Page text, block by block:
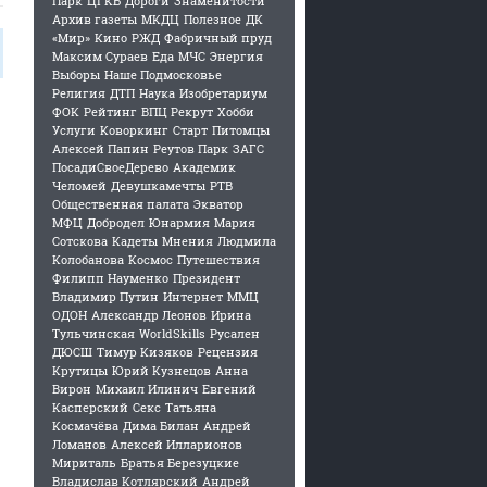
Архив газеты МКДЦ Полезное ДК
«Мир» Кино РЖД Фабричный пруд
Максим Сураев Еда МЧС Энергия
Выборы Наше Подмосковье
Религия ДТП Наука Изобретариум
ФОК Рейтинг ВПЦ Рекрут Хобби
Услуги Коворкинг Старт Питомцы
Алексей Папин Реутов Парк ЗАГС
ПосадиСвоеДерево Академик
Челомей Девушкамечты РТВ
Общественная палата Экватор
МФЦ Добродел Юнармия Мария
Сотскова Кадеты Мнения Людмила
Колобанова Космос Путешествия
Филипп Науменко Президент
Владимир Путин Интернет ММЦ
ОДОН Александр Леонов Ирина
Тульчинская WorldSkills Русален
ДЮСШ Тимур Кизяков Рецензия
Крутицы Юрий Кузнецов Анна
Вирон Михаил Илинич Евгений
Касперский Секс Татьяна
Космачёва Дима Билан Андрей
Ломанов Алексей Илларионов
Мириталь Братья Березуцкие
Владислав Котлярский Андрей